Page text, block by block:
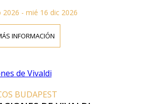
- mié 16 dic 2026
INFORMACIÓN
BUDAPEST